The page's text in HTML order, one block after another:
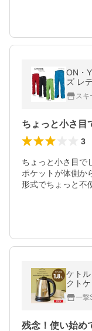
ON・
ズ レ
スキ
3
ちょっと小さ目で
ポケットが体側か
形式でちょっと不
ケト
クト
一撃